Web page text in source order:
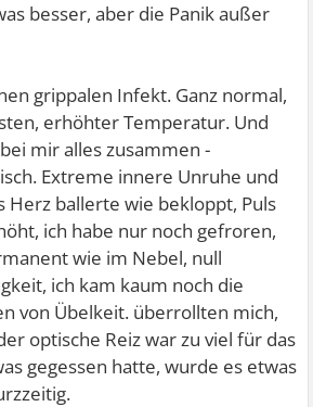
besser, aber die Panik außer
grippalen Infekt. Ganz normal,
erhöhter Temperatur. Und
mir alles zusammen -
Extreme innere Unruhe und
Herz ballerte wie bekloppt, Puls
ich habe nur noch gefroren,
wie im Nebel, null
ich kam kaum noch die
von Übelkeit. überrollten mich,
optische Reiz war zu viel für das
gegessen hatte, wurde es etwas